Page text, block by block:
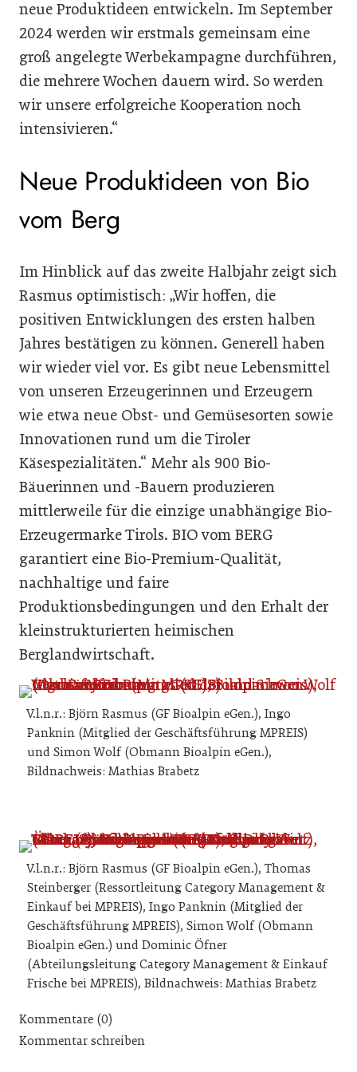
neue Produktideen entwickeln. Im September
2024 werden wir erstmals gemeinsam eine
groß angelegte Werbekampagne durchführen,
die mehrere Wochen dauern wird. So werden
wir unsere erfolgreiche Kooperation noch
intensivieren.“
Neue Produktideen von Bio
vom Berg
Im Hinblick auf das zweite Halbjahr zeigt sich
Rasmus optimistisch: „Wir hoffen, die
positiven Entwicklungen des ersten halben
Jahres bestätigen zu können. Generell haben
wir wieder viel vor. Es gibt neue Lebensmittel
von unseren Erzeugerinnen und Erzeugern
wie etwa neue Obst- und Gemüsesorten sowie
Innovationen rund um die Tiroler
Käsespezialitäten.“ Mehr als 900 Bio-
Bäuerinnen und -Bauern produzieren
mittlerweile für die einzige unabhängige Bio-
Erzeugermarke Tirols. BIO vom BERG
garantiert eine Bio-Premium-Qualität,
nachhaltige und faire
Produktionsbedingungen und den Erhalt der
kleinstrukturierten heimischen
Berglandwirtschaft.
V.l.n.r.: Björn Rasmus (GF Bioalpin eGen.), Ingo
Panknin (Mitglied der Geschäftsführung MPREIS)
und Simon Wolf (Obmann Bioalpin eGen.),
Bildnachweis: Mathias Brabetz
V.l.n.r.: Björn Rasmus (GF Bioalpin eGen.), Thomas
Steinberger (Ressortleitung Category Management &
Einkauf bei MPREIS), Ingo Panknin (Mitglied der
Geschäftsführung MPREIS), Simon Wolf (Obmann
Bioalpin eGen.) und Dominic Öfner
(Abteilungsleitung Category Management & Einkauf
Frische bei MPREIS), Bildnachweis: Mathias Brabetz
Kommentare (0)
Kommentar schreiben